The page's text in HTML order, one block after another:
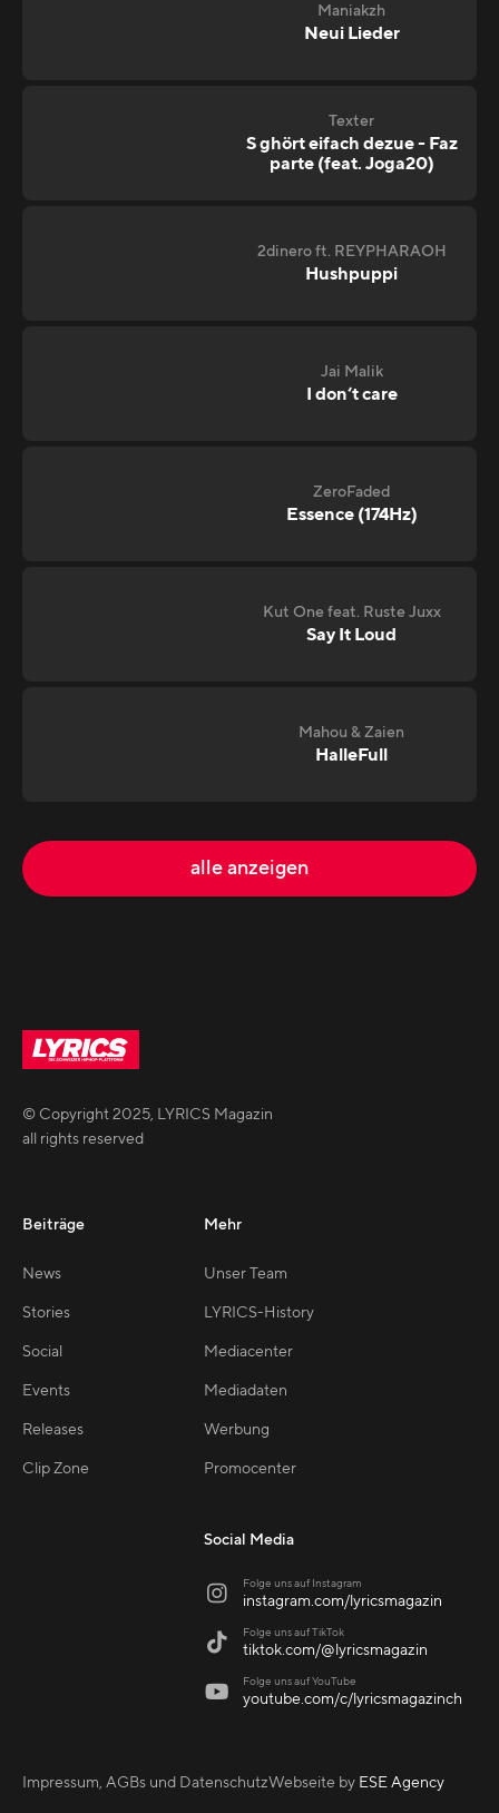
Maniakzh
Neui Lieder
Texter
S ghört eifach dezue - Faz
parte (feat. Joga20)
2dinero ft. REYPHARAOH
Hushpuppi
Jai Malik
I don‘t care
ZeroFaded
Essence (174Hz)
Kut One feat. Ruste Juxx
Say It Loud
Mahou & Zaien
HalleFull
alle anzeigen
© Copyright2025, LYRICS Magazin
all rights reserved
Beiträge
News
Stories
Social
Events
Releases
Clip Zone
Mehr
Unser Team
LYRICS-History
Mediacenter
Mediadaten
Werbung
Promocenter
Social Media
 Folge uns auf Instagram
instagram.com/lyricsmagazin
 Folge uns auf TikTok
tiktok.com/@lyricsmagazin
 Folge uns auf YouTube
youtube.com/c/lyricsmagazinch
Impressum, AGBs und DatenschutzWebseite by ESE Agency